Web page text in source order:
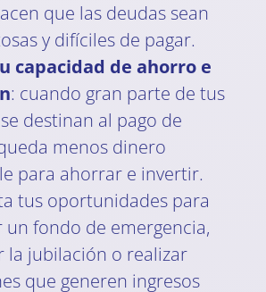
que las deudas sean
y difíciles de pagar.
capacidad de ahorro e
: cuando gran parte de tus
destinan al pago de
menos dinero
para ahorrar e invertir.
tus oportunidades para
fondo de emergencia,
la jubilación o realizar
que generen ingresos